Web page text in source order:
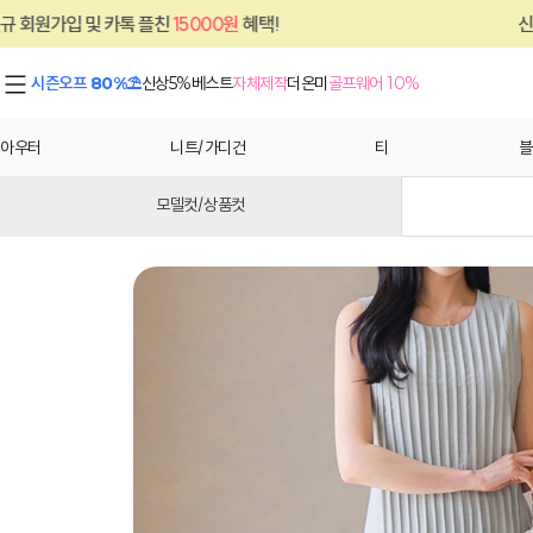
친15000원혜택! 신규 회원가입 및 카
시즌오프 80%⛱신상5%베스트자체제작더온미골프웨어 10%
아우터 니트/가디건 티
모델컷/상품컷